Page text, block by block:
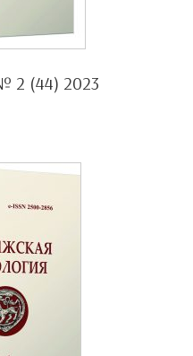
2 (44) 2023